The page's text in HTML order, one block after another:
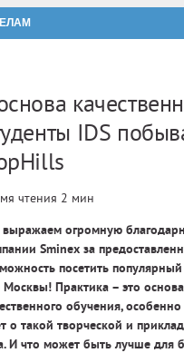
IDS
чтения 2 мин
огромную
Sminex за
посетить
Москвы! Практика – это основа
обучения,
о такой творческой и
И что может быть лучше для